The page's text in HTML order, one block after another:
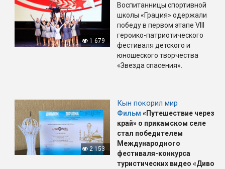
1 679
Воспитанницы спортивной
школы «Грация» одержали
победу в первом этапе VIII
героико-патриотического
фестиваля детского и
юношеского творчества
«Звезда спасения».
2 153
Кын покорил мир
Фильм «Путешествие через
край» о прикамском селе
стал победителем
Международного
фестиваля-конкурса
туристических видео «Диво